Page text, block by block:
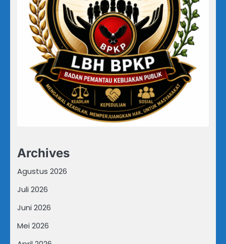
Archives
Agustus 2026
Juli 2026
Juni 2026
Mei 2026